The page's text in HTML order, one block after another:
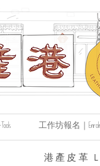
工作坊報名｜
港產皮革